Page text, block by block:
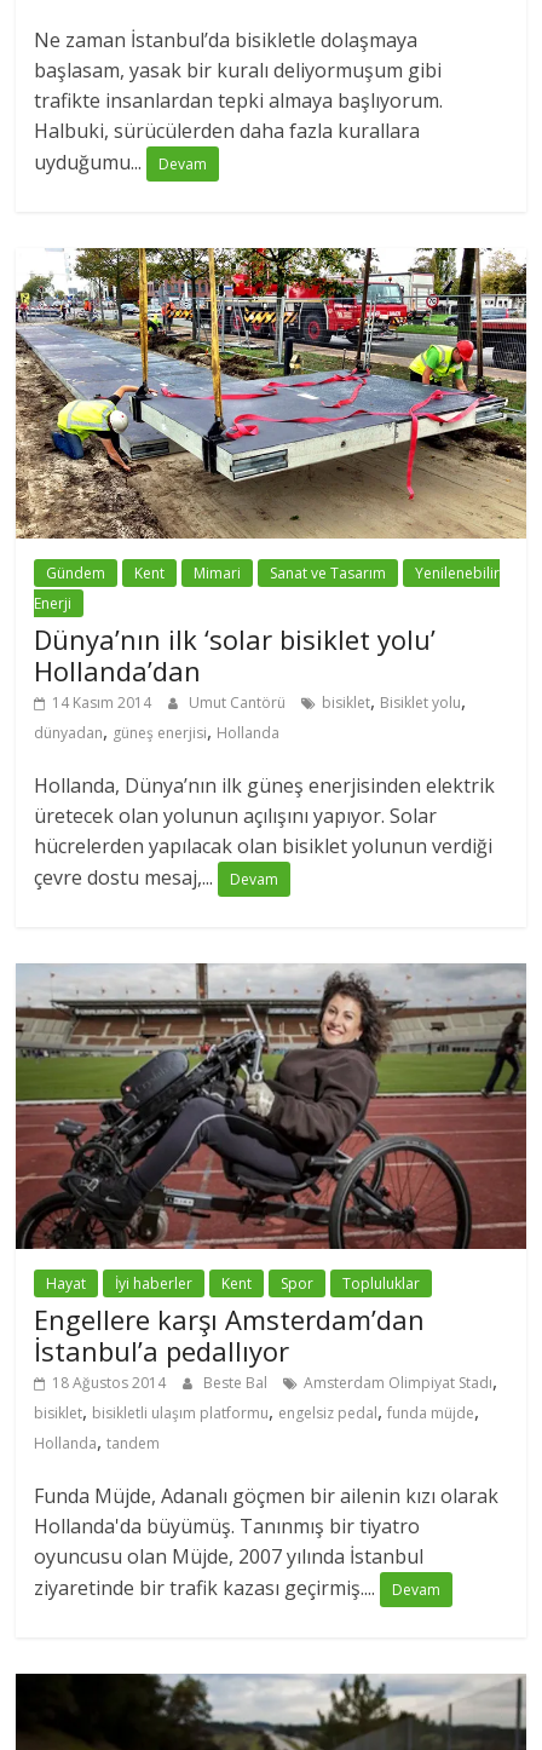
Ne zaman İstanbul’da bisikletle dolaşmaya
başlasam, yasak bir kuralı deliyormuşum gibi
trafikte insanlardan tepki almaya başlıyorum.
Halbuki, sürücülerden daha fazla kurallara
uyduğumu...
Devam
Gündem Kent Mimari Sanat ve Tasarım
Yenilenebilir
Enerji
Dünya’nın ilk ‘solar bisiklet yolu’
Hollanda’dan
14 Kasım 2014 Umut Cantörü bisiklet, Bisiklet yolu,
dünyadan, güneş enerjisi, Hollanda
Hollanda, Dünya’nın ilk güneş enerjisinden elektrik
üretecek olan yolunun açılışını yapıyor. Solar
hücrelerden yapılacak olan bisiklet yolunun verdiği
çevre dostu mesaj,...
Devam
Hayat İyi haberler Kent Spor Topluluklar
Engellere karşı Amsterdam’dan
İstanbul’a pedallıyor
18 Ağustos 2014 Beste Bal Amsterdam Olimpiyat Stadı,
bisiklet, bisikletli ulaşım platformu, engelsiz pedal,funda müjde,
Hollanda,tandem
Funda Müjde, Adanalı göçmen bir ailenin kızı olarak
Hollanda'da büyümüş. Tanınmış bir tiyatro
oyuncusu olan Müjde, 2007 yılında İstanbul
ziyaretinde bir trafik kazası geçirmiş....
Devam